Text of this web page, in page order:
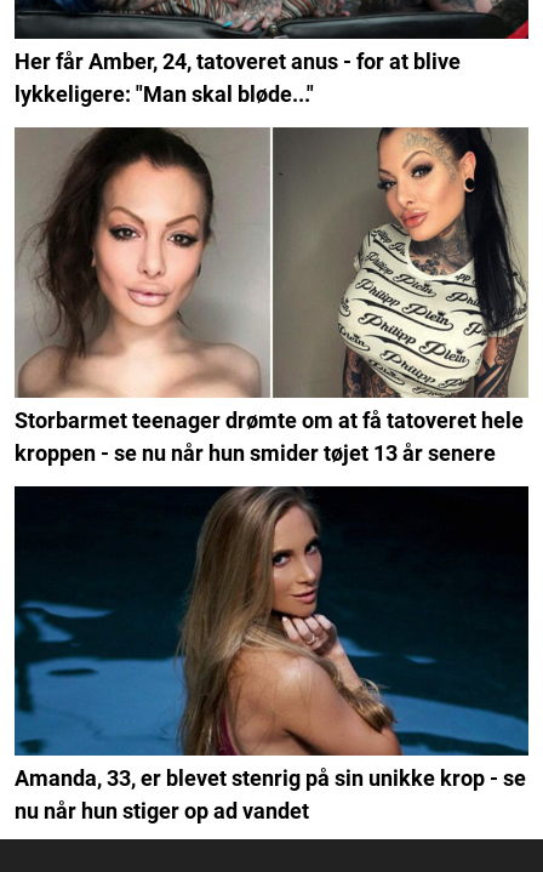
Her får Amber, 24, tatoveret anus - for at blive
lykkeligere: "Man skal bløde..."
Storbarmet teenager drømte om at få tatoveret hele
kroppen - se nu når hun smider tøjet 13 år senere
Amanda, 33, er blevet stenrig på sin unikke krop - se
nu når hun stiger op ad vandet